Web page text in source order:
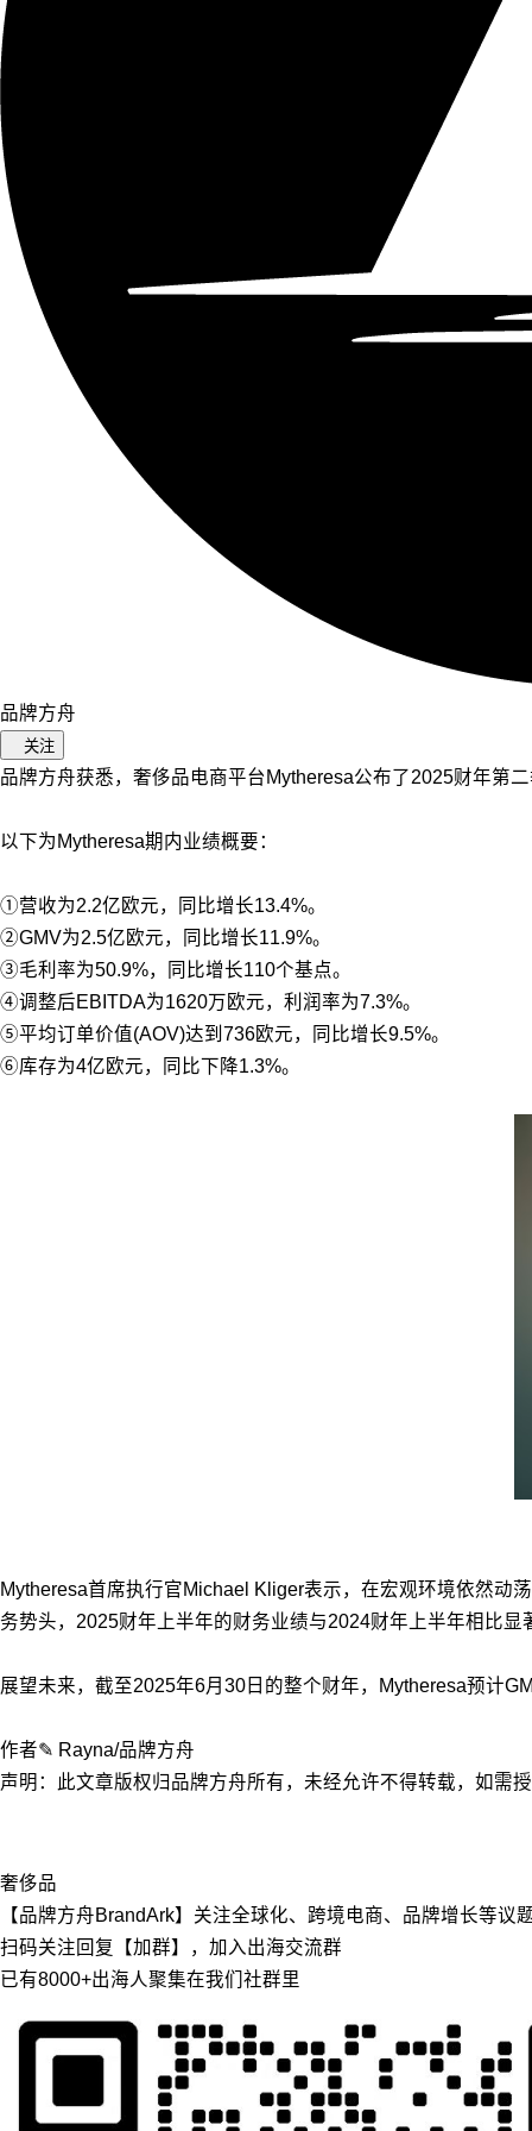
品牌方舟
关注
品牌方舟获悉，奢侈品电商平台Mytheresa公布了2025财年第
以下为Mytheresa期内业绩概要：
①营收为2.2亿欧元，同比增长13.4%。
②GMV为2.5亿欧元，同比增长11.9%。
③毛利率为50.9%，同比增长110个基点。
④调整后EBITDA为1620万欧元，利润率为7.3%。
⑤平均订单价值(AOV)达到736欧元，同比增长9.5%。
⑥库存为4亿欧元，同比下降1.3%。
Mytheresa首席执行官Michael Kliger表示，在宏观环境依然动
务势头，2025财年上半年的财务业绩与2024财年上半年相比显
展望未来，截至2025年6月30日的整个财年，Mytheresa预计
作者✎ Rayna/品牌方舟
声明：此文章版权归品牌方舟所有，未经允许不得转载，如需
奢侈品
【品牌方舟BrandArk】关注全球化、跨境电商、品牌增长等议
扫码关注回复【加群】，加入出海交流群
已有8000+出海人聚集在我们社群里